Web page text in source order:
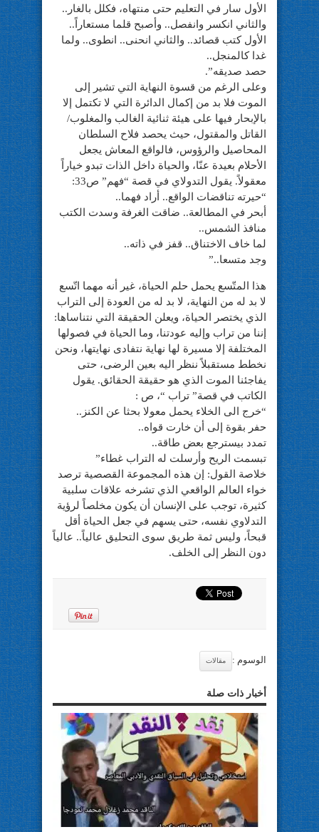
الأول سار في التعليم حتى منتهاه، فكلل بالغار..
والثاني انكسر وانفصل.. وأصبح قلما مستعاراً..
الأول كتب قصائد.. والثاني انحنى.. انطوى.. ولما
غدا كالمنجل..
حصد صديقه”.
وعلى الرغم من قسوة النهاية التي تشير إلى
الموت فلا بد من إكمال الدائرة التي لا تكتمل إلا
بالإبحار فيها على هيئة ثنائية الغالب والمغلوب/
القاتل والمقتول، حيث يحصد فلاح السلطان
المحاصيل والرؤوس، فالواقع المعاش يجعل
الأحلام بعيدة عنّا، والحياة داخل الذات تبدو خياراً
معقولاً. يقول التدولاي في قصة “فهم” ص33:
“حيرته تناقضات الواقع.. أراد فهما..
أبحر في المطالعة.. ضاقت الغرفة وسدت الكتب
منافذ الشمس..
لما خاف الاختناق.. قفز في ذاته..
وجد متسعا..”
هذا المتّسع يحمل حلم الحياة، غير أنه مهما اتّسع
لا بد له من النهاية، لا بد له من العودة إلى التراب
الذي يختصر الحياة، ويعلن الحقيقة التي نتناساها:
إننا من تراب وإليه عودتنا، وما الحياة في فصولها
المختلفة إلا مسيرة لها نهاية نتفادى نهايتها، ونحن
نخطط مستقبلاً ننظر اليه بعين الرضى، حتى
يفاجئنا الموت الذي هو حقيقة الحقائق. يقول
الكاتب في قصة” تراب “، ص :
“خرج الى الخلاء يحمل معولا بحثا عن الكنز..
حفر بقوة إلى أن خارت قواه..
تمدد بيسترجع بعض طاقة..
تبسمت الريح وأرسلت له التراب غطاء”
خلاصة القول: إن هذه المجموعة القصصية ترصد
خواء العالم الواقعي الذي تشرخه علاقات سلبية
كثيرة، توجب على الإنسان أن يكون مخلصاً لرؤية
التدلاوي نفسه، حتى يسهم في جعل الحياة أقل
قبحاً، وليس ثمة طريق سوى التحليق عالياً.. عالياً
دون النظر إلى الخلف.
الوسوم : مقالات
أخبار ذات صلة